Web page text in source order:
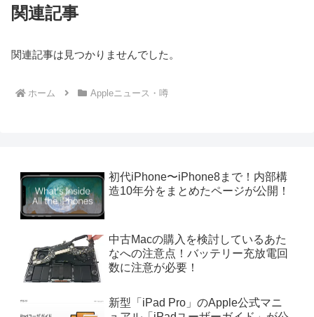
関連記事
関連記事は見つかりませんでした。
ホーム Appleニュース・噂
初代iPhone〜iPhone8まで！内部構
造10年分をまとめたページが公開！
中古Macの購入を検討しているあた
なへの注意点！バッテリー充放電回
数に注意が必要！
新型「iPad Pro」のApple公式マニ